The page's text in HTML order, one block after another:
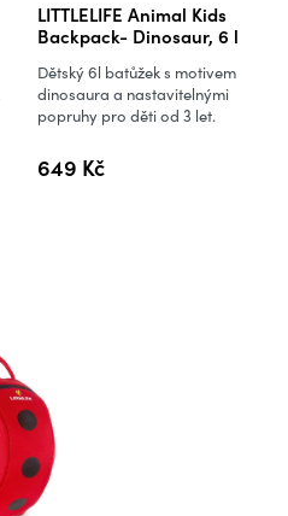
LITTLELIFE Animal Kids
Backpack- Dinosaur, 6 l
649 Kč
Dětský 6l batůžek s motivem
dinosaura a nastavitelnými
popruhy pro děti od 3 let.